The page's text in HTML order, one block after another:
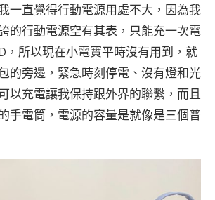
一直覺得行動電源用處不大，因為我
的行動電源空有其表，只能充一次電
，所以現在小電寶平時沒有用到，就
的旁邊，緊急時刻停電、沒有燈和光
以充電讓我保持跟外界的聯繫，而且
手電筒，電源的容量是就像是三個普